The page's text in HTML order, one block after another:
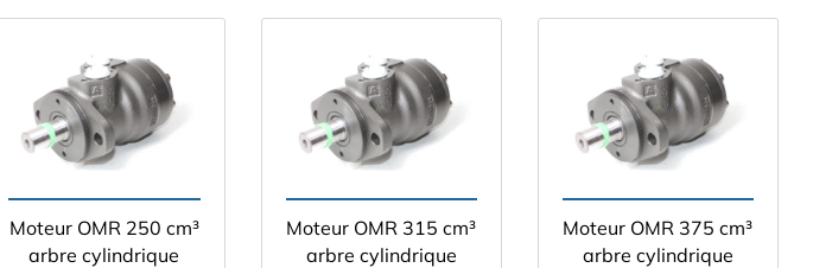
Moteur OMR 250 cm³
arbre cylindrique
Moteur OMR 315 cm³
arbre cylindrique
Moteur OMR 375 cm³
arbre cylindrique